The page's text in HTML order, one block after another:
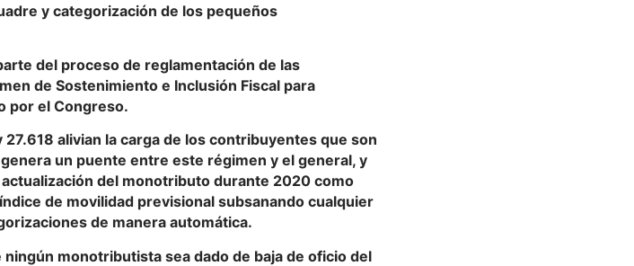
y categorización de los pequeños
del proceso de reglamentación de las
de Sostenimiento e Inclusión Fiscal para
por el Congreso.
alivian la carga de los contribuyentes que son
un puente entre este régimen y el general, y
del monotributo durante 2020 como
de movilidad previsional subsanando cualquier
de manera automática.
monotributista sea dado de baja de oficio del